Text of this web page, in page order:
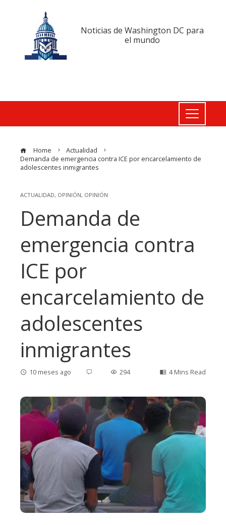
Noticias de Washington DC para
el mundo
Home
Actualidad
Demanda de emergencia contra ICE por encarcelamiento de
adolescentes inmigrantes
ACTUALIDAD, OPINIÓN, OPINIÓN
Demanda de
emergencia contra
ICE por
encarcelamiento de
adolescentes
inmigrantes
10 meses ago 294 4 Mins Read